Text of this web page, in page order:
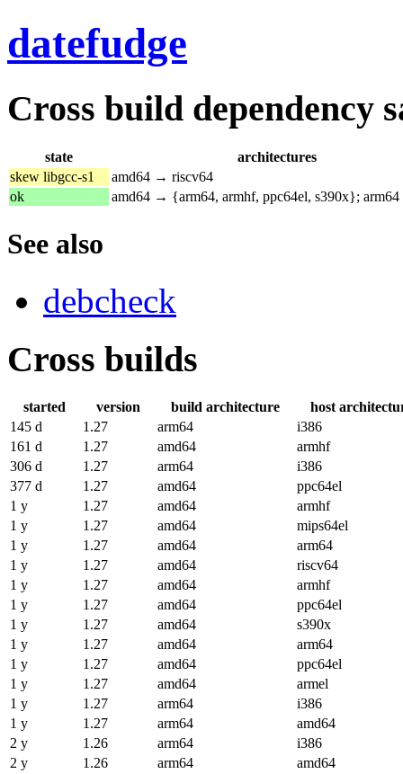
datefudge
Cross build dependency
state
architectures
skew libgcc-s1
amd64 → riscv64
ok
amd64 → {arm64, armhf, ppc64el, s390x};
See also
debcheck
Cross builds
started version build architecture
host
145 d
1.27 arm64
i386
161 d
1.27 amd64
armhf
306 d
1.27 arm64
i386
377 d
1.27 amd64
ppc64el
1 y
1.27 amd64
armhf
1 y
1.27 amd64
mips64el
1 y
1.27 amd64
arm64
1 y
1.27 amd64
riscv64
1 y
1.27 amd64
armhf
1 y
1.27 amd64
ppc64el
1 y
1.27 amd64
s390x
1 y
1.27 amd64
arm64
1 y
1.27 amd64
ppc64el
1 y
1.27 amd64
armel
1 y
1.27 arm64
i386
1 y
1.27 arm64
amd64
2 y
1.26 arm64
i386
2 y
1.26 arm64
amd64